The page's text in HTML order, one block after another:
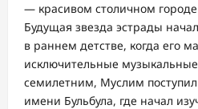
— красивом столичном
Будущая звезда эстрады
в раннем детстве, когда его
исключительные музыкальные
семилетним, Муслим
имени Бульбула, где начал